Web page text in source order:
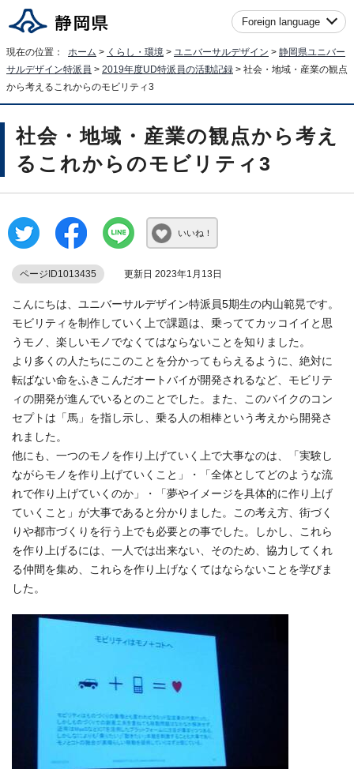
Foreign language
現在の位置： ホーム > くらし・環境 > ユニバーサルデザイン > 静岡県ユニバー
サルデザイン特派員 > 2019年度UD特派員の活動記録 > 社会・地域・産業の観点
から考えるこれからのモビリティ3
社会・地域・産業の観点から考え
るこれからのモビリティ3
いいね！
ページID1013435 更新日 2023年1月13日
こんにちは、ユニバーサルデザイン特派員5期生の内山範晃です。
モビリティを制作していく上で課題は、乗っててカッコイイと思
うモノ、楽しいモノでなくてはならないことを知りました。
より多くの人たちにこのことを分かってもらえるように、絶対に
転ばない命をふきこんだオートバイが開発されるなど、モビリテ
ィの開発が進んでいるとのことでした。また、このバイクのコン
セプトは「馬」を指し示し、乗る人の相棒という考えから開発さ
れました。
他にも、一つのモノを作り上げていく上で大事なのは、「実験し
ながらモノを作り上げていくこと」・「全体としてどのような流
れで作り上げていくのか」・「夢やイメージを具体的に作り上げ
ていくこと」が大事であると分かりました。この考え方、街づく
りや都市づくりを行う上でも必要との事でした。しかし、これら
を作り上げるには、一人では出来ない、そのため、協力してくれ
る仲間を集め、これらを作り上げなくてはならないことを学びま
した。